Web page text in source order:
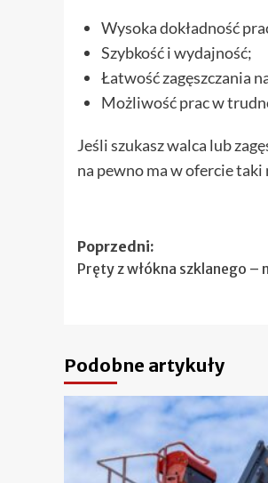
Wysoka dokładność
Szybkość i wydajność;
Łatwość zagęszczania
Możliwość prac w
Jeśli szukasz walca lub
na pewno ma w ofercie taki
Zobacz
wpisy
Poprzedni:
Pręty z włókna szklanego –
Podobne artykuły